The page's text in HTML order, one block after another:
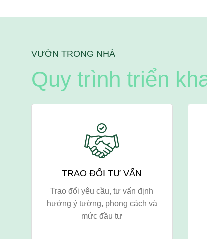
VƯỜN TRONG NHÀ
Quy trình triển
TRAO ĐỔI TƯ VẤN
Trao đổi yêu cầu, tư vấn định
hướng ý tường, phong cách và
mức đầu tư